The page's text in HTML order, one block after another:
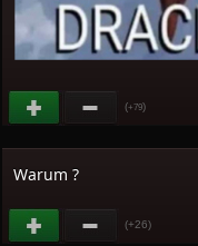
(+79)
Warum ?
(+26)